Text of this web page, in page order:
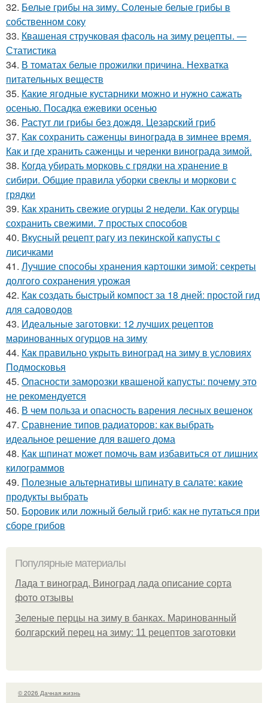
32. Белые грибы на зиму. Соленые белые грибы в
собственном соку
33. Квашеная стручковая фасоль на зиму рецепты. —
Статистика
34. В томатах белые прожилки причина. Нехватка
питательных веществ
35. Какие ягодные кустарники можно и нужно сажать
осенью. Посадка ежевики осенью
36. Растут ли грибы без дождя. Цезарский гриб
37. Как сохранить саженцы винограда в зимнее время.
Как и где хранить саженцы и черенки винограда зимой.
38. Когда убирать морковь с грядки на хранение в
сибири. Общие правила уборки свеклы и моркови с
грядки
39. Как хранить свежие огурцы 2 недели. Как огурцы
сохранить свежими. 7 простых способов
40. Вкусный рецепт рагу из пекинской капусты с
лисичками
41. Лучшие способы хранения картошки зимой: секреты
долгого сохранения урожая
42. Как создать быстрый компост за 18 дней: простой гид
для садоводов
43. Идеальные заготовки: 12 лучших рецептов
маринованных огурцов на зиму
44. Как правильно укрыть виноград на зиму в условиях
Подмосковья
45. Опасности заморозки квашеной капусты: почему это
не рекомендуется
46. В чем польза и опасность варения лесных вешенок
47. Сравнение типов радиаторов: как выбрать
идеальное решение для вашего дома
48. Как шпинат может помочь вам избавиться от лишних
килограммов
49. Полезные альтернативы шпинату в салате: какие
продукты выбрать
50. Боровик или ложный белый гриб: как не путаться при
сборе грибов
Популярные материалы
Лада т виноград. Виноград лада описание сорта
фото отзывы
Зеленые перцы на зиму в банках. Маринованный
болгарский перец на зиму: 11 рецептов заготовки
© 2026 Дачная жизнь